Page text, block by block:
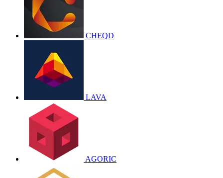
CHEQD
LAVA
AGORIC